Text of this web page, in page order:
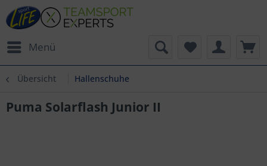
Menü
Übersicht Hallenschuhe
Puma Solarflash Junior II